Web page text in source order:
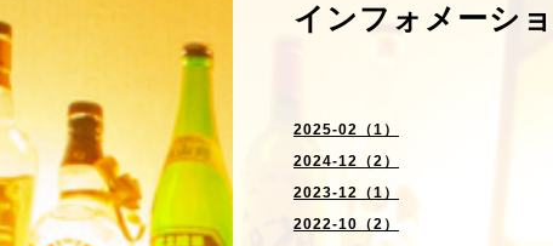
2025-02（1）
2024-12（2）
2023-12（1）
2022-10（2）
インフォメーシ